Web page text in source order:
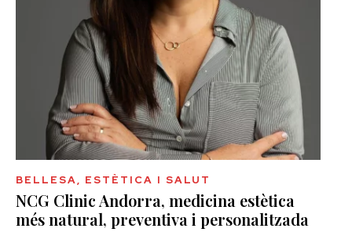
BELLESA, ESTÈTICA I SALUT
NCG Clinic Andorra, medicina estètica
més natural, preventiva i personalitzada